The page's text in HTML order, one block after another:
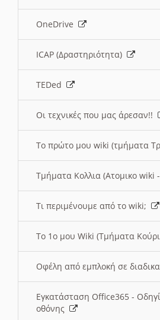
OneDrive
ICAP (Δραστηριότητα)
TEDed
Οι τεχνικές που μας άρεσαν!!
Το πρώτο μου wiki (τμήματα
Τμήματα Κολλια (Ατομικο
Τι περιμένουμε από το wiki;
Το 1ο μου Wiki (Τμήματα
Οφέλη από εμπλοκή σε
Εγκατάσταση Office365 -
οθόνης